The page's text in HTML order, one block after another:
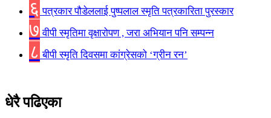
६ पत्रकार पौडेललाई पुष्पलाल स्मृति पत्रकारिता पुरस्कार
७ वीपी स्मृतिमा वृक्षारोपण , जरा अभियान पनि सम्पन्न
८ बीपी स्मृति दिवसमा कांग्रेसको ‘ग्रीन रन’
धेरै पढिएका